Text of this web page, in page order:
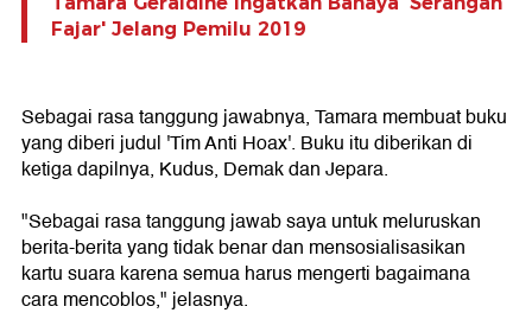
Fajar' Jelang Pemilu 2019
Sebagai rasa tanggung jawabnya, Tamara membuat buku
yang diberi judul 'Tim Anti Hoax'. Buku itu diberikan di
ketiga dapilnya, Kudus, Demak dan Jepara.
"Sebagai rasa tanggung jawab saya untuk meluruskan
berita-berita yang tidak benar dan mensosialisasikan
kartu suara karena semua harus mengerti bagaimana
cara mencoblos," jelasnya.